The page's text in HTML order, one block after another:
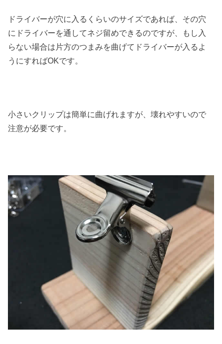
ドライバーが穴に入るくらいのサイズであれば、その穴
にドライバーを通してネジ留めできるのですが、もし入
らない場合は片方のつまみを曲げてドライバーが入るよ
うにすればOKです。
小さいクリップは簡単に曲げれますが、壊れやすいので
注意が必要です。